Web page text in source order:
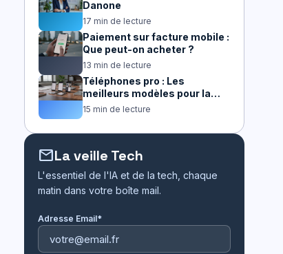
Danone
17 min de lecture
Paiement sur facture mobile :
Que peut-on acheter ?
13 min de lecture
Téléphones pro : Les
meilleurs modèles pour la
productivité
15 min de lecture
mailLa veille Tech
L'essentiel de l'IA et de la tech, chaque
matin dans votre boîte mail.
Adresse Email*